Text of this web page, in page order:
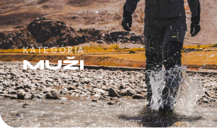
KATEGÓRIA
MUŽI